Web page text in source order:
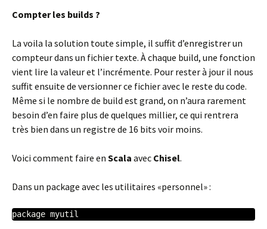
Compter les builds ?
La voila la solution toute simple, il suffit d’enregistrer un
compteur dans un fichier texte. À chaque build, une fonction
vient lire la valeur et l’incrémente. Pour rester à jour il nous
suffit ensuite de versionner ce fichier avec le reste du code.
Même si le nombre de build est grand, on n’aura rarement
besoin d’en faire plus de quelques millier, ce qui rentrera
très bien dans un registre de 16 bits voir moins.
Voici comment faire en Scala avec Chisel.
Dans un package avec les utilitaires «personnel» :